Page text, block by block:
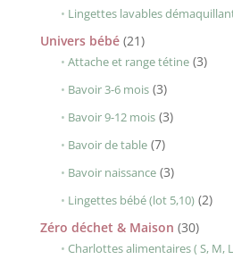
Lingettes lavables
Univers bébé 2121
produits
Attache et range tétine 33
Bavoir 3-6 mois 33
produits
Bavoir 9-12 mois 33
Bavoir de table 77
produits
Bavoir naissance 33
produits
Lingettes bébé (lot 5,10) 22
Zéro déchet & Maison 3030
Charlottes alimentaires ( S, M,